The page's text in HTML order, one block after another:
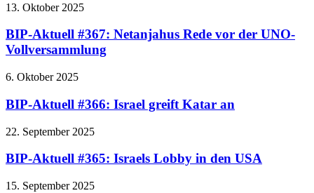
13. Oktober 2025
BIP-Aktuell #367: Netanjahus Rede vor der UNO-
Vollversammlung
6. Oktober 2025
BIP-Aktuell #366: Israel greift Katar an
22. September 2025
BIP-Aktuell #365: Israels Lobby in den USA
15. September 2025